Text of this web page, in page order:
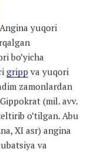
Angina yuqori
bo’yicha
gripp va yuqori
zamonlardan
(mil. avv.
o’tilgan. Abu
XI asr) angina
va